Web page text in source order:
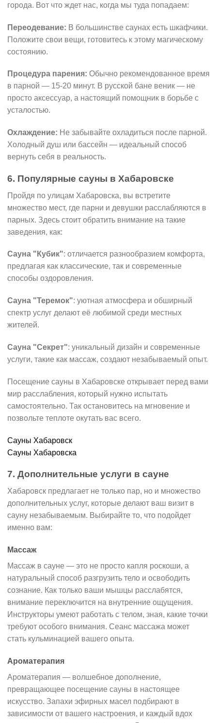
города. Вот что ждет нас, когда мы туда попадаем:
Переодевание: В большинстве саунах есть шкафчики.
Положите свои вещи, готовитесь к этому магическому
состоянию.
Процедура парения: Обычно рекомендованное время
в парной — 15-20 минут. В русской бане веник — не
просто аксессуар, а настоящий помощник в борьбе с
усталостью.
Охлаждение: Не забывайте охладиться после парной.
Холодный душ или бассейн — идеальный способ
вернуть себя в реальность.
6. Популярные сауны в Хабаровске
Пройдя по улицам Хабаровска, вы встретите
множество мест, где парни и девушки расслабляются в
парных. Здесь стоит обратить внимание на такие
заведения, как:
Сауна "Кубик": отличается разнообразием комфорта,
предлагая как классические, так и современные
способы оздоровления.
Сауна "Теремок": уютная атмосфера и обширный
спектр услуг делают её любимой среди местных
жителей.
Сауна "Секрет": уникальный дизайн и современные
услуги, такие как массаж, создают незабываемый опыт.
Посещение сауны в Хабаровске открывает перед вами
мир расслабления, который нужно испытать
самостоятельно. Так остановитесь на мгновение и
позвольте теплоте окутать вас всего.
Сауны Хабаровск
Сауны Хабаровска
7. Дополнительные услуги в сауне
Хабаровск предлагает не только пар, но и множество
дополнительных услуг, которые делают ваш визит в
сауну незабываемым. Выбирайте то, что подойдет
именно вам:
Массаж
Массаж в сауне — это не просто капля роскоши, а
натуральный способ разгрузить тело и освободить
сознание. Как только ваши мышцы расслабятся,
внимание переключится на внутренние ощущения.
Инструкторы умеют работать с телом, зная, какие точки
требуют особого внимания. Сеанс массажа может
стать кульминацией вашего опыта.
Ароматерапия
Ароматерапия — волшебное дополнение,
превращающее посещение сауны в настоящее
искусство. Запахи эфирных масел подбирают в
зависимости от вашего настроения, и каждый вдох